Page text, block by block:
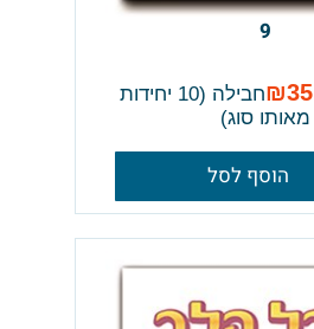
9
₪35
חבילה (10 יחידות
מאותו סוג)
הוסף לסל